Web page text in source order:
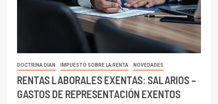
DOCTRINA DIAN IMPUESTO SOBRE LA RENTA NOVEDADES
RENTAS LABORALES EXENTAS: SALARIOS –
GASTOS DE REPRESENTACIÓN EXENTOS